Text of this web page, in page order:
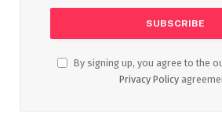
By signing up, you agree to the
Privacy Policy